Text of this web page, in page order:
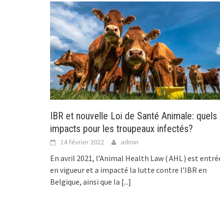
IBR et nouvelle Loi de Santé Animale: quels
impacts pour les troupeaux infectés?
14 février 2022 admin
En avril 2021, l’Animal Health Law ( AHL ) est
en vigueur et a impacté la lutte contre l’IBR en
Belgique, ainsi que la [...]